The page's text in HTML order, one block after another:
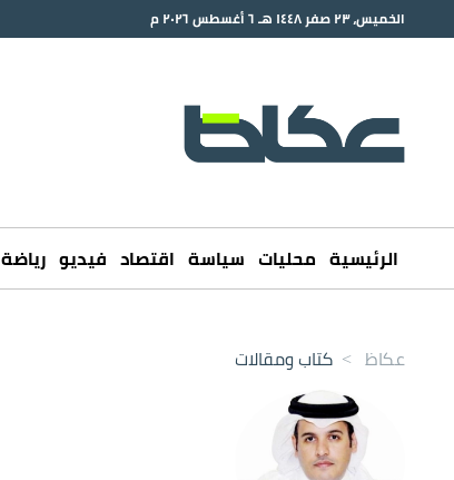
الخميس، ٢٣ صفر ١٤٤٨ هـ ٦ أغسطس ٢٠٢٦ م
الرئيسية محليات سياسة اقتصاد فيديو رياضة
عكاظ > كتاب ومقالات